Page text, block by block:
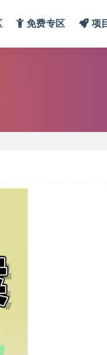
免费专区 项